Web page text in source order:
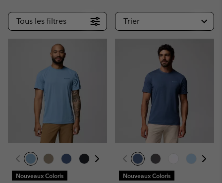
Tous les filtres Trier
Nouveaux Coloris Nouveaux Coloris